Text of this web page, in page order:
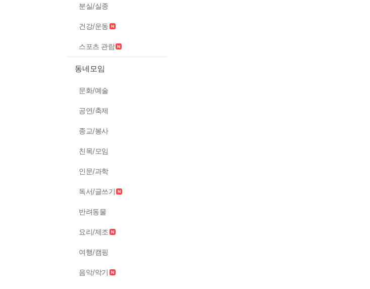
분실/실종
건강/운동
스포츠 관람
동네모임
문화/예술
공연/축제
종교/봉사
친목/모임
인문/과학
독서/글쓰기
반려동물
요리/제조
여행/캠핑
음악/악기